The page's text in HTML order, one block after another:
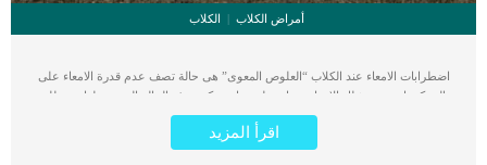
أمراض الكلاب الكلاب
اضطرابات الامعاء عند الكلاب “العلوص المعوى” هى حالة تصف عدم قدرة الامعاء على
الحركة, اى يعتبر شلل الامعاء سواء وظيفى او حركى. هذه الحالة المرضية لها مصطلح
مختصر ومعروف بين مجال الطب البيطرى وهو Ileus يشير هذا المصطلح إلى انسداد
مؤقت وقابل للعكس في الأمعاء بسبب مشاكل حركية الأمعاء. تشير حركة المعدة العادية
الى مجموعة من الانقباضات الشبيهة بالموجات التي تساعد على تحريك الطعام على
اقرأ المزيد